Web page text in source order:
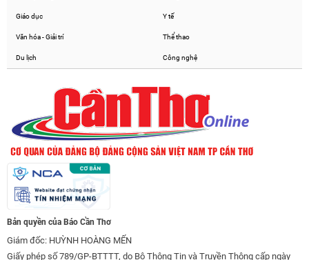
Giáo dục Y tế
Văn hóa - Giải trí Thể thao
Du lịch Công nghệ
Bản quyền của Báo Cần Thơ
Giám đốc: HUỲNH HOÀNG MẾN
Giấy phép số 789/GP-BTTTT, do Bộ Thông Tin và Truyền Thông cấp ngày